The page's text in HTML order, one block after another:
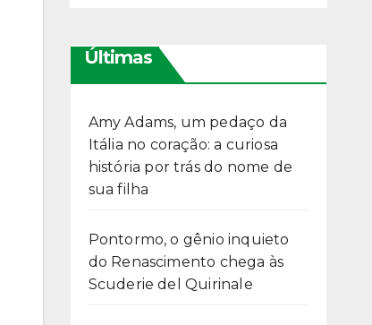
Últimas
Amy Adams, um pedaço da
Itália no coração: a curiosa
história por trás do nome de
sua filha
Pontormo, o gênio inquieto
do Renascimento chega às
Scuderie del Quirinale